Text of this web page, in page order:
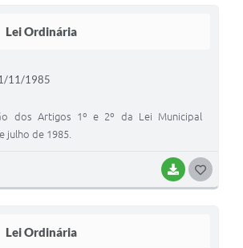
Lei Ordinária
BAIXAR
11/1985
dos Artigos 1º e 2º da Lei Municipal
julho de 1985.
Lei Ordinária